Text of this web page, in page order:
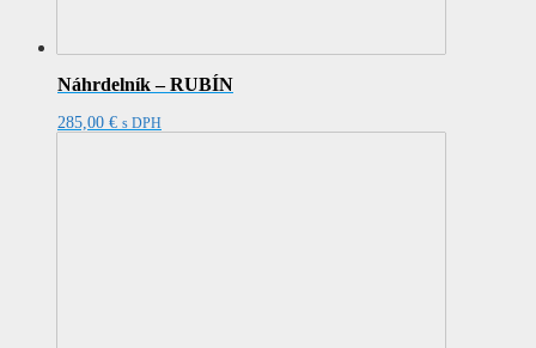
Náhrdelník – RUBÍN
285,00 € s DPH